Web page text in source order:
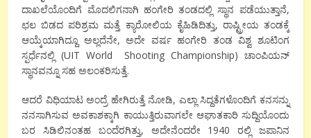
ದಾಖಲೆಯೊಂದಿಗೆ ಮೊದಲಿಗನಾಗಿ ಹಂಗೇರಿ ತಂಡದಲ್ಲಿ ಸ್ಥಾನ ಪಡೆಯುತ್ತಾನೆ,
ಛಲ ಬಿಡದ ಪರಿಶ್ರಮ ಮತ್ತೆ ಕ್ಯಾರೋಲಿಯ ಕೈಹಿಡಿದಿತ್ತು, ರಾಷ್ಟ್ರೀಯ ತಂಡಕ್ಕೆ
ಆಯ್ಕೆಯಾಗಿದ್ದೂ ಅಲ್ಲದೆನೇ, ಅದೇ ವರ್ಷ ಹಂಗೇರಿ ತಂಡ ವಿಶ್ವ ಶೂಟಿಂಗ
ಸ್ಪರ್ಧೆನಲ್ಲಿ (UIT World Shooting Championship) ಚಾಂಪಿಯನ್
ಸ್ಥಾನವನ್ನೂ ಸಹ ಅಲಂಕರಿಸುತ್ತೆ.
ಆದರೆ ವಿಧಿಯಾಟ ಅಂದ್ರೆ ಹೇಗಿರುತ್ತೆ ನೋಡಿ, ಎಲ್ಲಾ ಸಿದ್ದತೆಗಳೊಂದಿಗೆ ಕನಸನ್ನು
ನನಸಾಗಿಸುವ ಅವಕಾಶಕ್ಕಾಗಿ ಕಾಯುತ್ತಿರುವಾಗಲೇ ಆಘಾತಕಾರಿ ಸುದ್ದಿಯೊಂದು
ಬರ ಸಿಡಿಲಿನಂತಹ ಬಂದೆರಗಿತ್ತು, ಅದೇನೆಂದರೇ 1940 ರಲ್ಲಿ ಜಪಾನಿನ